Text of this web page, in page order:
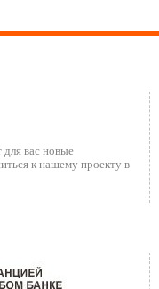
для вас новые
к нашему проекту в